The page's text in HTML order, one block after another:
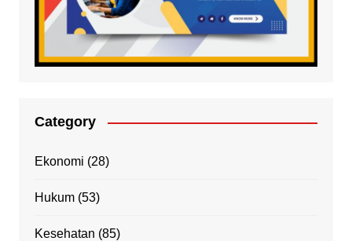
Category
Ekonomi (28)
Hukum(53)
Kesehatan (85)